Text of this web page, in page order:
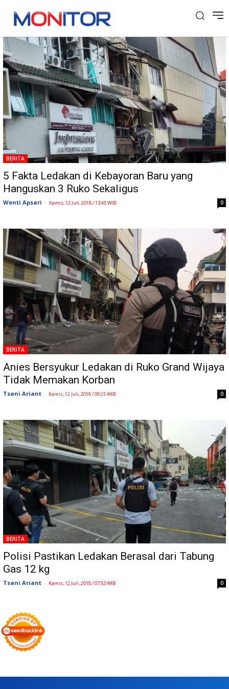
Tag: Ledakan Gas
BERITA
5 Fakta Ledakan di Kebayoran Baru yang
Hanguskan 3 Ruko Sekaligus
Wenti Apsari - Kamis, 12 Juli, 2018 / 13:45 WIB 0
BERITA
Anies Bersyukur Ledakan di Ruko Grand Wijaya
Tidak Memakan Korban
Tsani Ariant - Kamis, 12 Juli, 2018 / 09:25 WIB 0
BERITA
Polisi Pastikan Ledakan Berasal dari Tabung
Gas 12 kg
Tsani Ariant - Kamis, 12 Juli, 2018 / 07:53 WIB 0